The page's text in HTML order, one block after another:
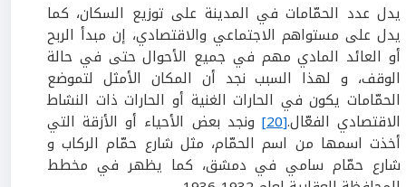
يدل عدد الحمّامات في المدينة على توزيع السكان، كما
يدل على مستواهم الاجتماعي والاقتصادي، إن مبدأ الربح
أو العائد المادي مهم في جميع الأحوال حتى في حالة
الوقف، و لهذا السبب نجد أن المكان الأمثل لتموضع
الحمّامات يكون في الحارات الغنية أو الحارات ذات النشاط
الاقتصادي الفعّال.[20]
ونجد بعض الأحياء أو الأزقة التي
أخذت اسمها من اسم الحمّام، مثل شارع حمّام الركاب و
شارع حمّام سامي في دمشق، كما يظهر في مخطط